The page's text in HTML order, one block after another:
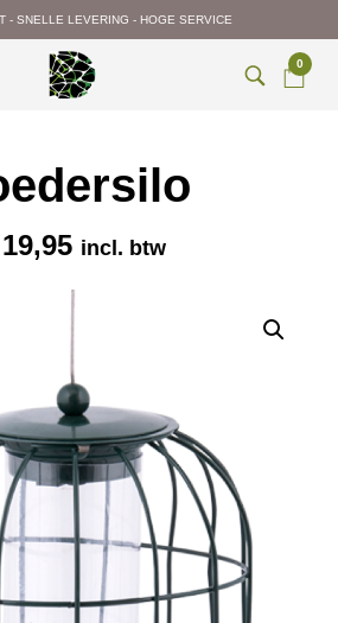
- SNELLE LEVERING - HOGE SERVICE
0
19,95 incl. btw